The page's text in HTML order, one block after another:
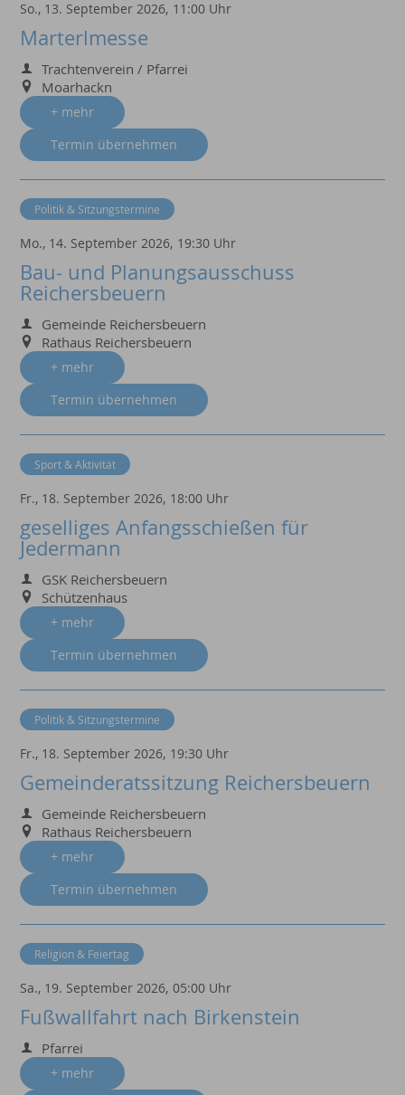
So., 13. September 2026, 11:00 Uhr
Marterlmesse
Trachtenverein / Pfarrei
Moarhackn
+ mehr
Termin übernehmen
Mo., 14. September 2026, 19:30 Uhr
Bau- und Planungsausschuss
Reichersbeuern
Gemeinde Reichersbeuern
Rathaus Reichersbeuern
+ mehr
Termin übernehmen
Politik & Sitzungstermine
Fr., 18. September 2026, 18:00 Uhr
geselliges Anfangsschießen für
Jedermann
GSK Reichersbeuern
Schützenhaus
+ mehr
Termin übernehmen
Sport & Aktivität
Fr., 18. September 2026, 19:30 Uhr
Gemeinderatssitzung Reichersbeuern
Gemeinde Reichersbeuern
Rathaus Reichersbeuern
+ mehr
Termin übernehmen
Politik & Sitzungstermine
Sa., 19. September 2026, 05:00 Uhr
Fußwallfahrt nach Birkenstein
Pfarrei
+ mehr
Religion & Feiertag